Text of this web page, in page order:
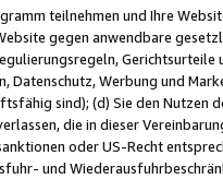
teilnehmen und Ihre
gegen anwendbare
Werbung und
sind); (d) Sie den Nutzen
die in dieser
oder US-Recht
und